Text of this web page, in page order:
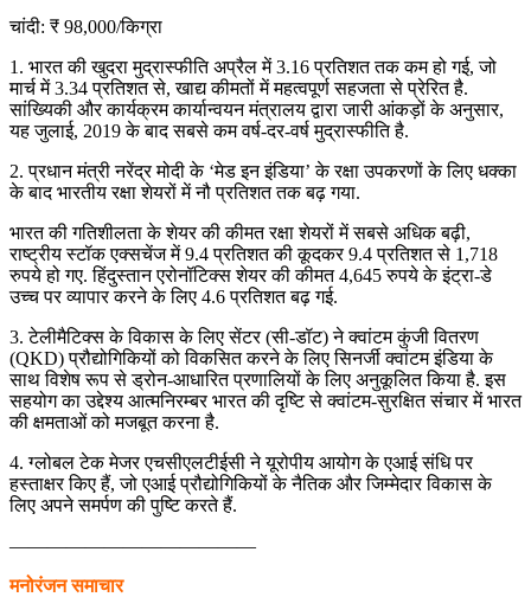
चांदी: ₹ 98,000/किग्रा
1. भारत की खुदरा मुद्रास्फीति अप्रैल में 3.16 प्रतिशत तक कम हो गई, जो
मार्च में 3.34 प्रतिशत से, खाद्य कीमतों में महत्वपूर्ण सहजता से प्रेरित है.
सांख्यिकी और कार्यक्रम कार्यान्वयन मंत्रालय द्वारा जारी आंकड़ों के अनुसार,
यह जुलाई, 2019 के बाद सबसे कम वर्ष-दर-वर्ष मुद्रास्फीति है.
2. प्रधान मंत्री नरेंद्र मोदी के ‘मेड इन इंडिया’ के रक्षा उपकरणों के लिए धक्का
के बाद भारतीय रक्षा शेयरों में नौ प्रतिशत तक बढ़ गया.
भारत की गतिशीलता के शेयर की कीमत रक्षा शेयरों में सबसे अधिक बढ़ी,
राष्ट्रीय स्टॉक एक्सचेंज में 9.4 प्रतिशत की कूदकर 9.4 प्रतिशत से 1,718
रुपये हो गए. हिंदुस्तान एरोनॉटिक्स शेयर की कीमत 4,645 रुपये के इंट्रा-डे
उच्च पर व्यापार करने के लिए 4.6 प्रतिशत बढ़ गई.
3. टेलीमैटिक्स के विकास के लिए सेंटर (सी-डॉट) ने क्वांटम कुंजी वितरण
(QKD) प्रौद्योगिकियों को विकसित करने के लिए सिनर्जी क्वांटम इंडिया के
साथ विशेष रूप से ड्रोन-आधारित प्रणालियों के लिए अनुकूलित किया है. इस
सहयोग का उद्देश्य आत्मनिरम्बर भारत की दृष्टि से क्वांटम-सुरक्षित संचार में भारत
की क्षमताओं को मजबूत करना है.
4. ग्लोबल टेक मेजर एचसीएलटीईसी ने यूरोपीय आयोग के एआई संधि पर
हस्ताक्षर किए हैं, जो एआई प्रौद्योगिकियों के नैतिक और जिम्मेदार विकास के
लिए अपने समर्पण की पुष्टि करते हैं.
—————————————
मनोरंजन समाचार